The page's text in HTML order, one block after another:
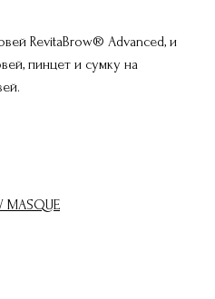
RevitaBrow® Advanced, и
пинцет и сумку на
MASQUE